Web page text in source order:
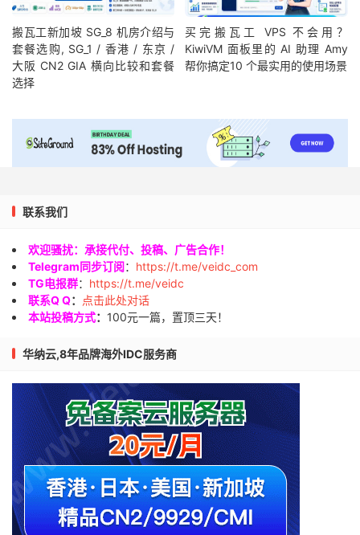
搬瓦工新加坡 SG_8 机房介绍与
套餐选购, SG_1 / 香港 / 东京 /
大阪 CN2 GIA 横向比较和套餐
选择
买完搬瓦工 VPS 不会用？
KiwiVM 面板里的 AI 助理 Amy
帮你搞定10 个最实用的使用场景
联系我们
欢迎骚扰：承接代付、投稿、广告合作！
Telegram同步订阅： https://t.me/veidc_com
TG电报群： https://t.me/veidc
联系Q Q：
点击此处对话
本站投稿方式： 100元一篇，置顶三天！
华纳云,8年品牌海外IDC服务商